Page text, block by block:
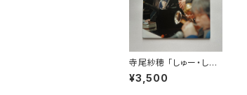
寺尾紗穂 「しゅー・しゃ
いん」リリースツアー サ
ントリーホール ブルー
¥3,500